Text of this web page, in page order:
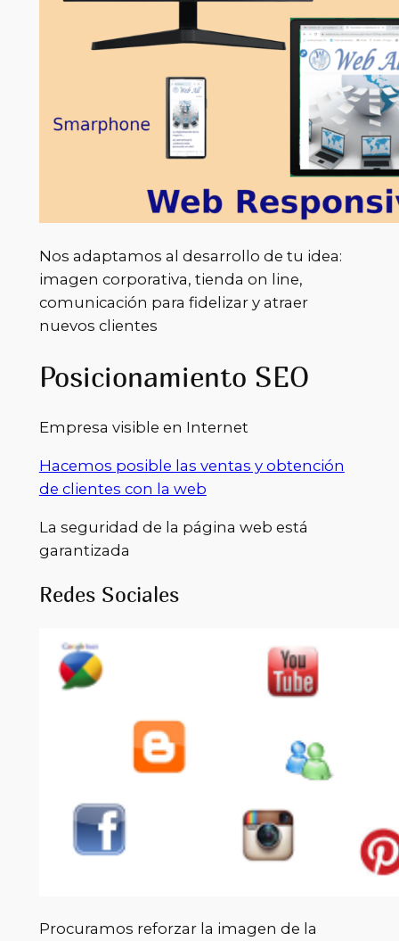
Nos adaptamos al desarrollo de tu idea:
imagen corporativa, tienda on line,
comunicación para fidelizar y atraer
nuevos clientes
Posicionamiento SEO
Empresa visible en Internet
Hacemos posible las ventas y obtención
de clientes con la web
La seguridad de la página web está
garantizada
Redes Sociales
Procuramos reforzar la imagen de la